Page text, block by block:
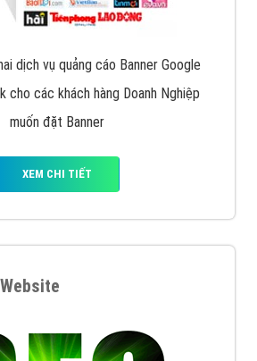
dịch vụ quảng cáo Banner Google
cho các khách hàng Doanh Nghiệp
muốn đặt Banner
XEM CHI TIẾT